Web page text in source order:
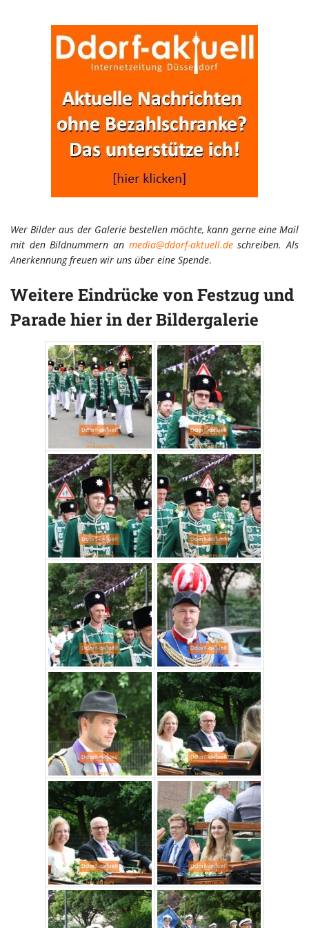
Wer Bilder aus der Galerie bestellen möchte, kann gerne eine Mail
mit den Bildnummern an media@ddorf-aktuell.deschreiben. Als
Anerkennung freuen wir uns über eine Spende.
Weitere Eindrücke von Festzug und
Parade hier in der Bildergalerie